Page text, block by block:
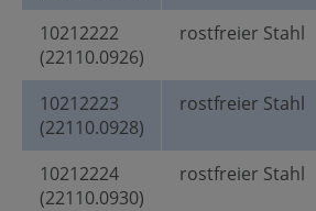
10212222
(22110.0926)
rostfreier Stahl
10212223
(22110.0928)
rostfreier Stahl
10212224
(22110.0930)
rostfreier Stahl